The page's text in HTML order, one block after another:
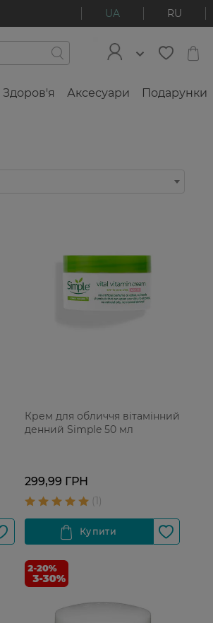
UA RU
Здоров'я Аксесуари Подарунки
Крем для обличчя вітамінний
денний Simple 50 мл
299,99 ГРН